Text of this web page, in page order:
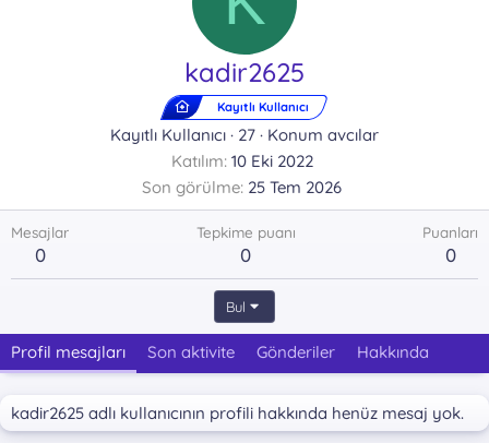
kadir2625
Kayıtlı Kullanıcı
Kayıtlı Kullanıcı · 27 · Konum avcılar
Katılım 10 Eki 2022
Son görülme 25 Tem 2026
Mesajlar
0
Tepkime puanı
0
Puanları
0
Bul
Profil mesajları Son aktivite Gönderiler Hakkında
kadir2625 adlı kullanıcının profili hakkında henüz mesaj yok.